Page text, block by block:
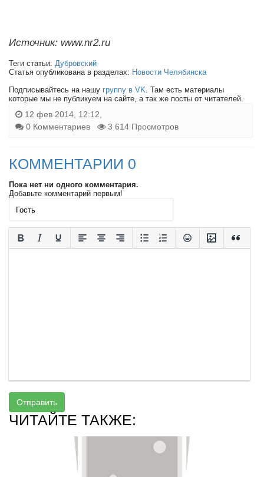
Источник: www.nr2.ru
Теги статьи: Дубровский
Статья опубликована в разделах: Новости Челябинска
Подписывайтесь на нашу группу в VK. Там есть материалы
которые мы не публикуем на сайте, а так же посты от читателей.
12 фев 2014, 12:12,
0 Комментариев
3 614 Просмотров
КОММЕНТАРИИ 0
Пока нет ни одного комментария.
Добавьте комментарий первым!
Отправить
ЧИТАЙТЕ ТАКЖЕ: